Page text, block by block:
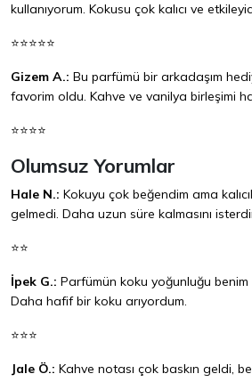
kullanıyorum. Kokusu çok kalıcı ve
⭐⭐⭐⭐⭐
Gizem A.: Bu parfümü bir arkadaşım
favorim oldu. Kahve ve vanilya birleşimi
⭐⭐⭐⭐
Olumsuz Yorumlar
Hale N.: Kokuyu çok beğendim ama
gelmedi. Daha uzun süre kalmasını
⭐⭐
İpek G.: Parfümün koku yoğunluğu
Daha hafif bir koku arıyordum.
⭐⭐⭐
Jale Ö.: Kahve notası çok baskın geldi,